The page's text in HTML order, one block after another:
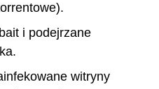
i podejrzane
witryny